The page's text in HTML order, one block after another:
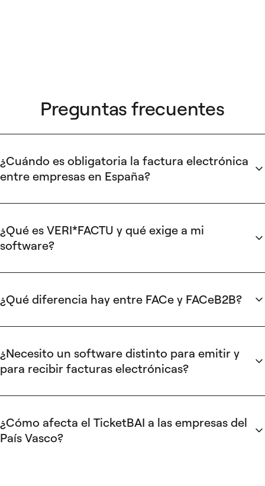
Preguntas frecuentes
¿Cuándo es obligatoria la factura electrónica
entre empresas en España?
implementa en dos fases: las empresas con facturación
entrada en vigor, y el resto de empresas y autónomos
disponen de 24 meses.
¿Qué es VERI*FACTU y qué exige a mi
software?
obliga a que todo software de facturación genere una huella
programas certificados podrán utilizarse a partir de julio de
¿Qué diferencia hay entre FACe y FACeB2B?
recibir facturas electrónicas de proveedores (B2G),
facilitar el intercambio de facturas electrónicas entre
empresas privadas, aunque su adopción aún es limitada.
¿Necesito un software distinto para emitir y
para recibir facturas electrónicas?
facturación se centran en la emisión. La recepción,
funcionalidad de cuentas por pagar que no todos los
programas incluyen.
¿Cómo afecta el TicketBAI a las empresas del
País Vasco?